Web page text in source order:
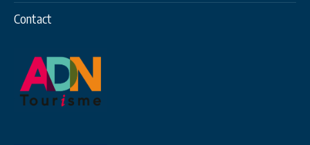
Contact